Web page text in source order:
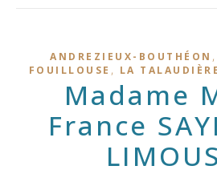
ANDREZIEUX-BOUTHÉON ,
FOUILLOUSE , LA TALAUDIÈRE
Madame
France